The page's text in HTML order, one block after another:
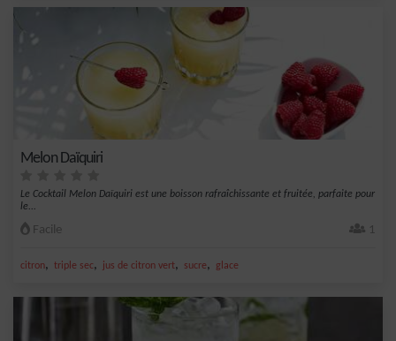
Melon Daïquiri
Le Cocktail Melon Daïquiri est une boisson rafraîchissante et fruitée, parfaite pour
le...
Facile 1
citron, triple sec, jus de citron vert, sucre, glace